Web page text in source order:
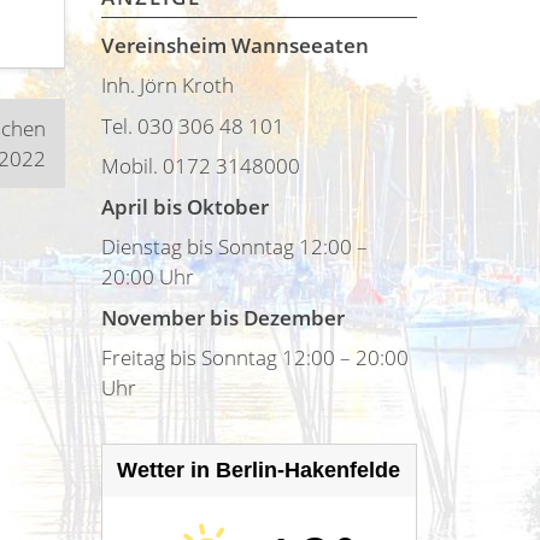
Vereinsheim Wannseeaten
Inh. Jörn Kroth
Tel. 030 306 48 101
Mobil. 0172 3148000
April bis Oktober
Dienstag bis Sonntag 12:00 –
20:00 Uhr
November bis Dezember
Freitag bis Sonntag 12:00 – 20:00
Uhr
Wetter in Berlin-Hakenfelde